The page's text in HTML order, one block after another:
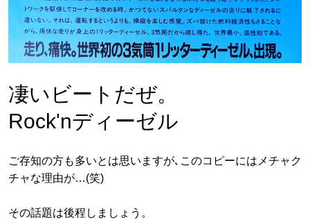
凄いビートだぜ。
Rock'nディーゼル
ご存知の方も多いとは思いますが､このコピーにはメチャク
チャな理由が…(笑)
その話題は後程しましょう。